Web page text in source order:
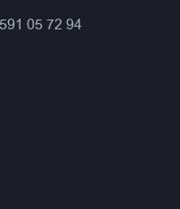
05 72 94